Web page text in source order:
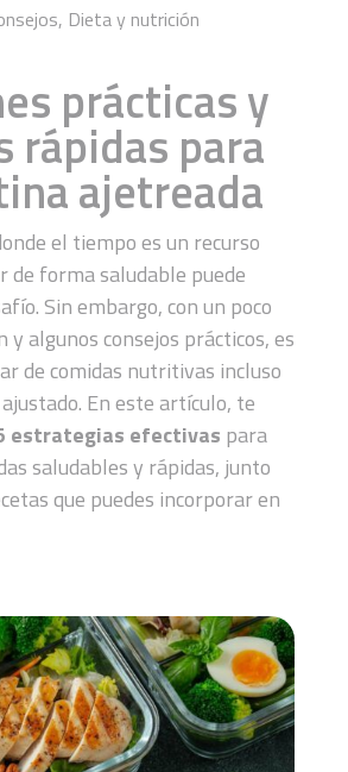
, Dieta y nutrición
prácticas y
rápidas para
ajetreada
el tiempo es un recurso
de forma saludable puede
Sin embargo, con un poco
y algunos consejos prácticos, es
de comidas nutritivas incluso
En este artículo, te
estrategias efectivas para
saludables y rápidas, junto
que puedes incorporar en